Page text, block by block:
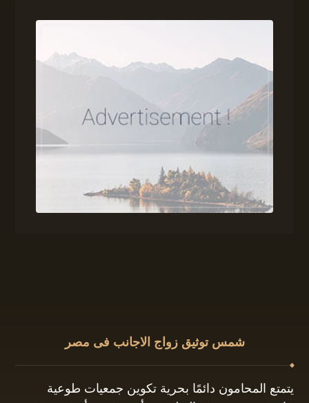
شمس توثيق زواج الاجانب فى مصر
يتمتع المحامون دائمًا بحرية تكوين جمعيات طوعية